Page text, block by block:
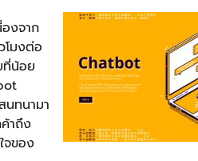
งจาก
โมงต่อ
ที่น้อย
นทนามา
าถึง
จของ